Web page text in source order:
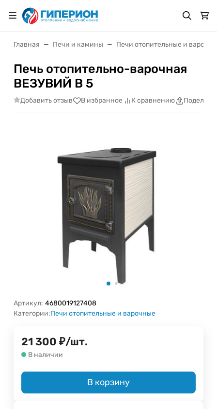
Главная Печи и камины Печи отопительные и
Печь отопительно-варочная
ВЕЗУВИЙ В 5
Добавить отзыв В избранное К сравнению
Артикул: 4680019127408
Категории:Печи отопительные и варочные
21 300 ₽/шт.
В наличии
В корзину